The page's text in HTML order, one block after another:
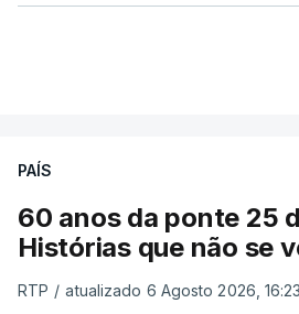
PAÍS
60 anos da ponte 25
Histórias que não se
RTP / atualizado 6 Agosto 2026, 16:23